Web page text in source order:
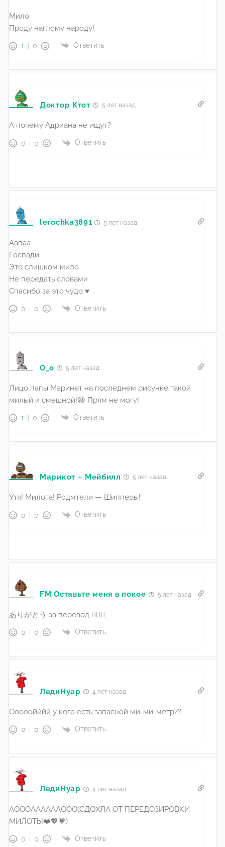
Мило.
Проду наглому народу!
1 0 Ответить
Доктор Ктот 5 лет назад
А почему Адриана не ищут?
0 0 Ответить
lerochka3891 5 лет назад
Аапаа
Госпади
Это слишком мило
Не передать словами
Спасибо за это чудо ♥
0 0 Ответить
O_o 5 лет назад
Лицо папы Маринет на последнем рисунке такой
милый и смешной!😆 Прям не могу!
1 0 Ответить
Марикот ~ Мейбилл 5 лет назад
Утя! Милота! Родмтели — Шипперы!
0 0 Ответить
FM Оставьте меня в покое 5 лет назад
ありがとう за перевод 🙇🏻‍♂️
0 0 Ответить
ЛедиНуар 4 лет назад
Ооооойййй у кого есть запасной ми-ми-метр??
0 0 Ответить
ЛедиНуар 4 лет назад
АОООААААААООО(СДОХЛА ОТ ПЕРЕДОЗИРОВКИ
МИЛОТЫ❤️💖💗)
0 0 Ответить